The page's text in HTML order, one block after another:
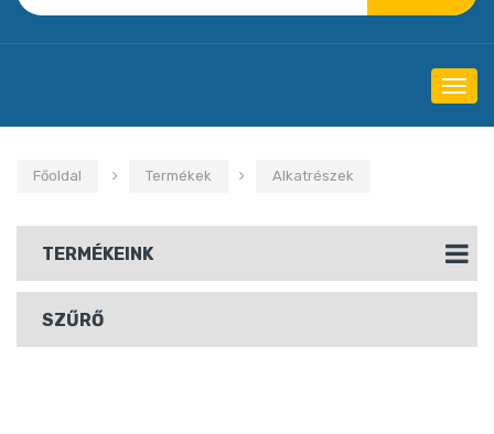
Főoldal Termékek Alkatrészek
TERMÉKEINK
SZŰRŐ